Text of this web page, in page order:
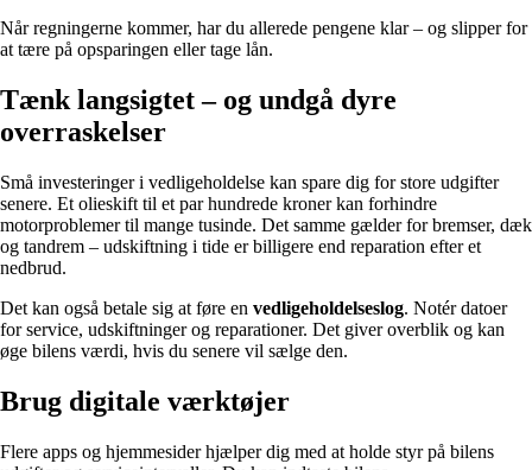
Når regningerne kommer, har du allerede pengene klar – og slipper for
at tære på opsparingen eller tage lån.
Tænk langsigtet – og undgå dyre
overraskelser
Små investeringer i vedligeholdelse kan spare dig for store udgifter
senere. Et olieskift til et par hundrede kroner kan forhindre
motorproblemer til mange tusinde. Det samme gælder for bremser, dæk
og tandrem – udskiftning i tide er billigere end reparation efter et
nedbrud.
Det kan også betale sig at føre en vedligeholdelseslog. Notér datoer
for service, udskiftninger og reparationer. Det giver overblik og kan
øge bilens værdi, hvis du senere vil sælge den.
Brug digitale værktøjer
Flere apps og hjemmesider hjælper dig med at holde styr på bilens